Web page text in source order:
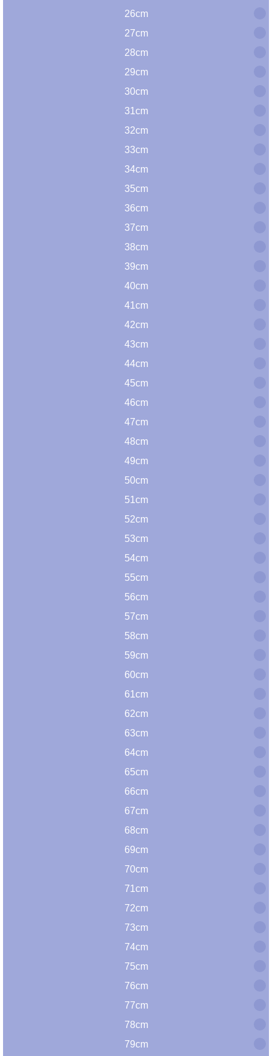
26cm
27cm
28cm
29cm
30cm
31cm
32cm
33cm
34cm
35cm
36cm
37cm
38cm
39cm
40cm
41cm
42cm
43cm
44cm
45cm
46cm
47cm
48cm
49cm
50cm
51cm
52cm
53cm
54cm
55cm
56cm
57cm
58cm
59cm
60cm
61cm
62cm
63cm
64cm
65cm
66cm
67cm
68cm
69cm
70cm
71cm
72cm
73cm
74cm
75cm
76cm
77cm
78cm
79cm